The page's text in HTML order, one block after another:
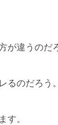
が違うのだ
るのだろう。
す。